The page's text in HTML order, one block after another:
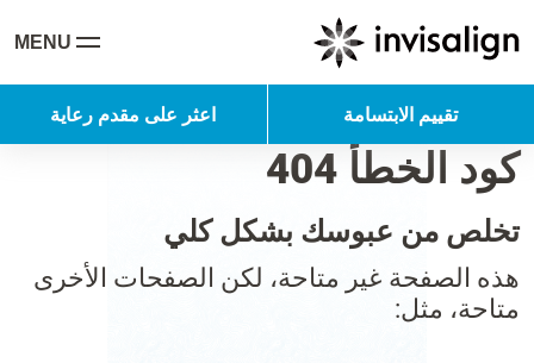
MENU
تقييم الابتسامة اعثر على مقدم رعاية
كود الخطأ 404
تخلص من عبوسك بشكل كلي
هذه الصفحة غير متاحة، لكن الصفحات الأخرى
متاحة، مثل: